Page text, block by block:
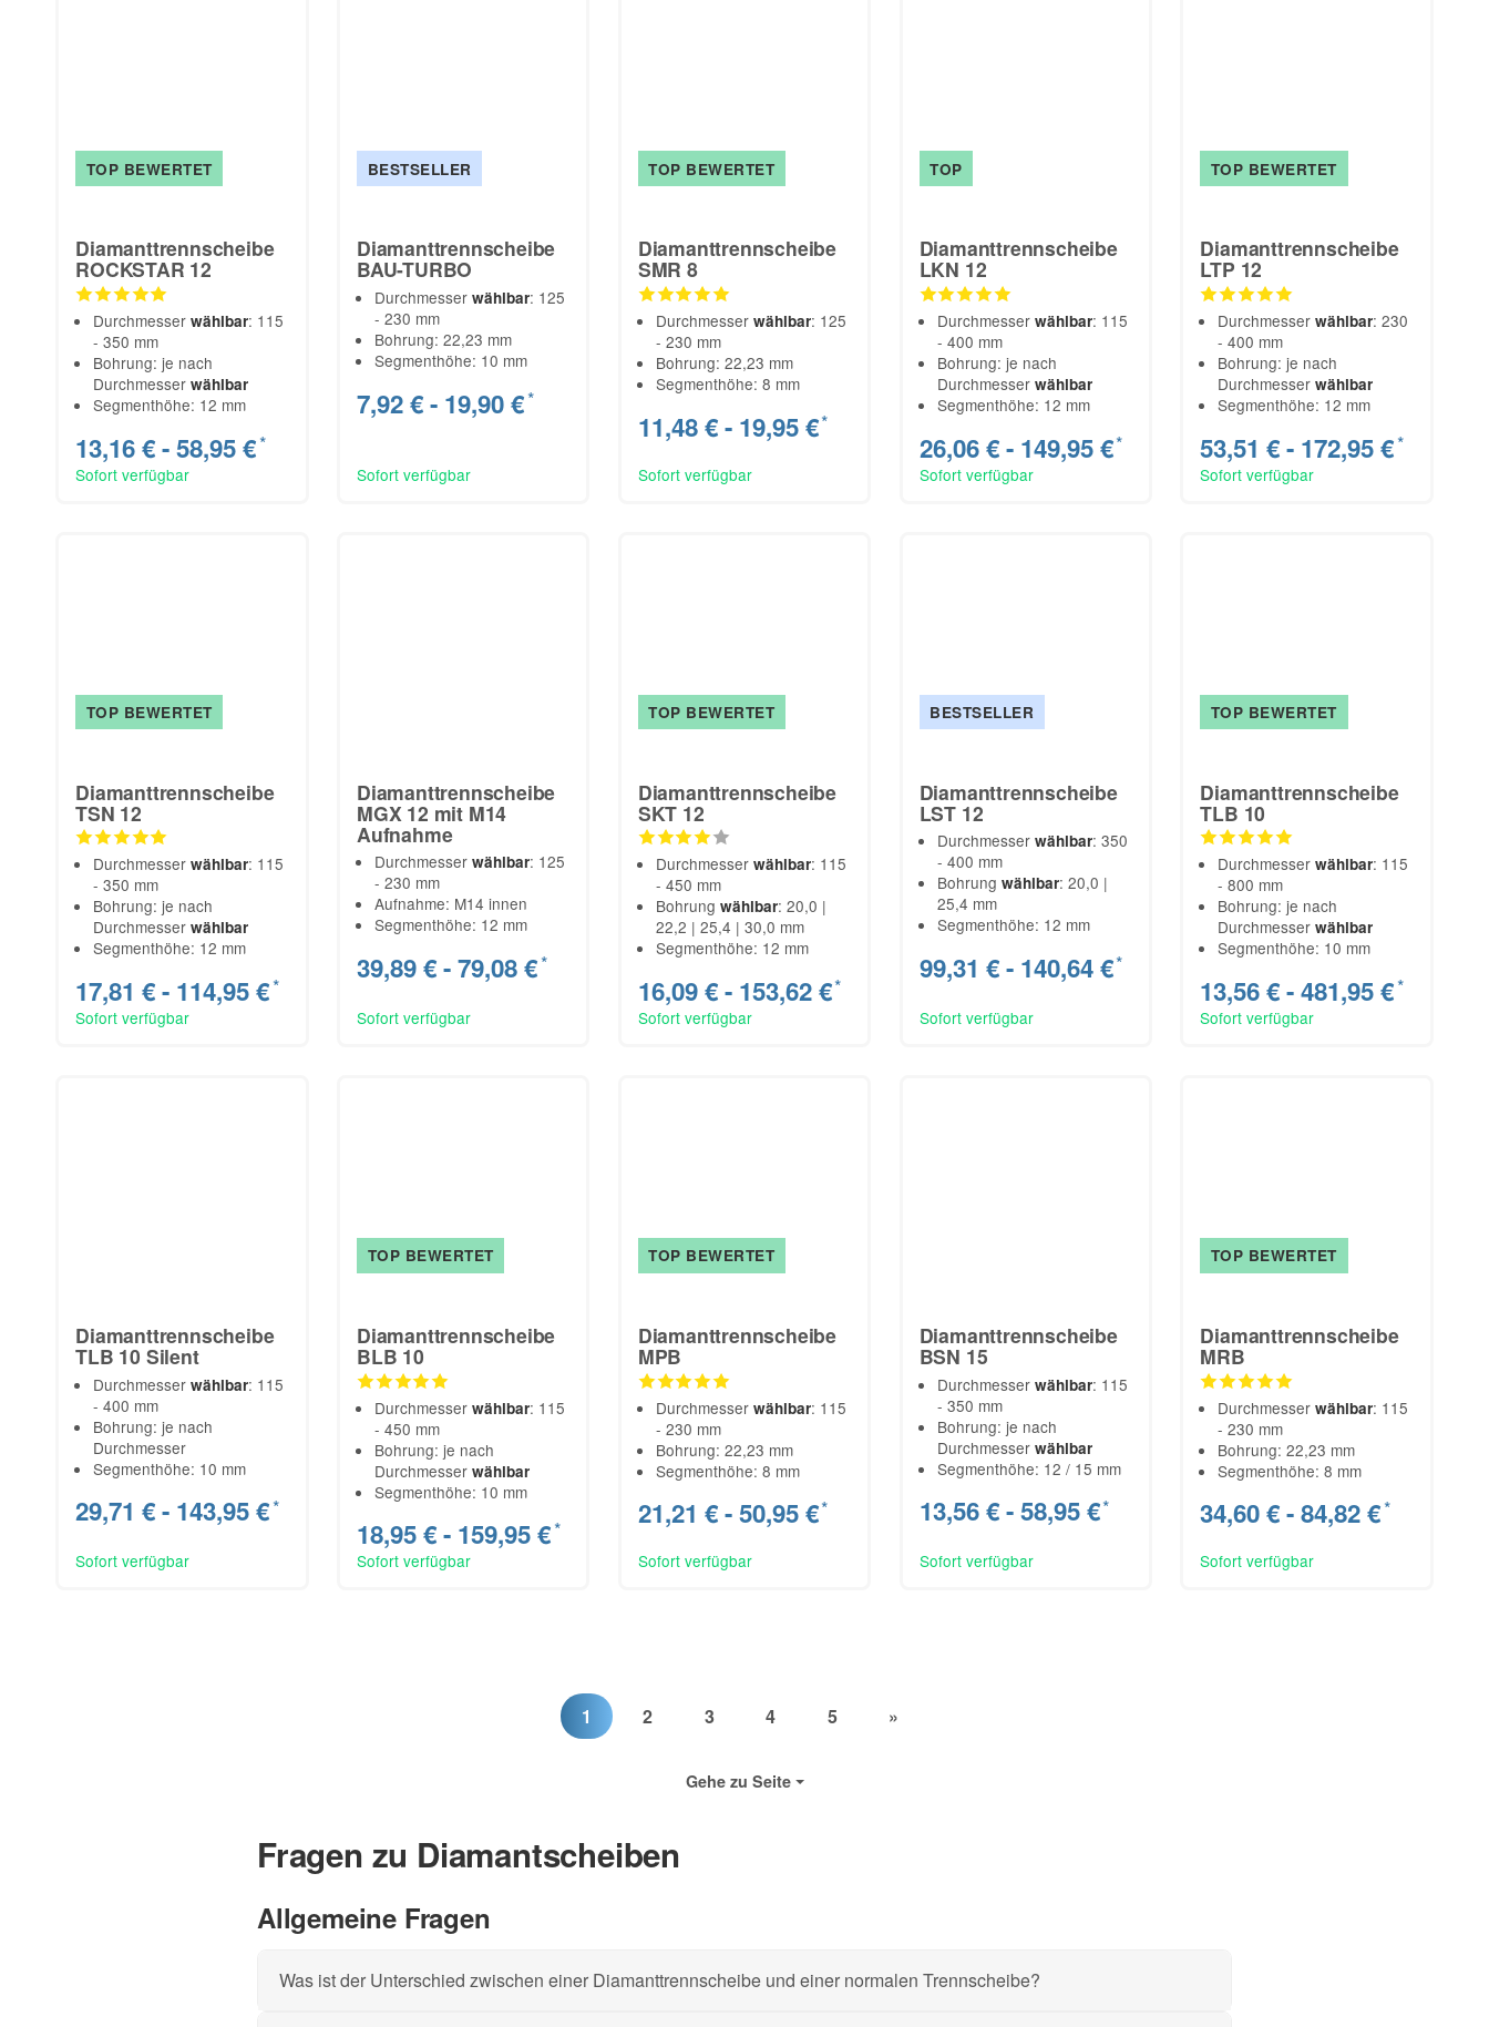
TOP BEWERTET
Diamanttrennscheibe
ROCKSTAR 12
Durchmesserwählbar: 115
- 350 mm
Bohrung: je nach
Durchmesserwählbar
Segmenthöhe: 12 mm
13,16 € -58,95 €*
Sofort verfügbar
BESTSELLER
Diamanttrennscheibe
BAU-TURBO
Durchmesserwählbar: 125
- 230 mm
Bohrung: 22,23 mm
Segmenthöhe: 10 mm
7,92 € - 19,90 €*
Sofort verfügbar
TOP BEWERTET
Diamanttrennscheibe
SMR 8
Durchmesser wählbar: 125
- 230 mm
Bohrung: 22,23 mm
Segmenthöhe: 8 mm
11,48 € - 19,95 €*
Sofort verfügbar
TOP
Diamanttrennscheibe
LKN 12
Durchmesser wählbar: 115
- 400 mm
Bohrung: je nach
Durchmesser wählbar
Segmenthöhe: 12 mm
26,06 € - 149,95 €*
Sofort verfügbar
TOP BEWERTET
Diamanttrennscheibe
LTP 12
Durchmesserwählbar: 230
- 400 mm
Bohrung: je nach
Durchmesserwählbar
Segmenthöhe: 12 mm
53,51 € - 172,95 €*
Sofort verfügbar
TOP BEWERTET
Diamanttrennscheibe
TSN 12
Durchmesserwählbar: 115
- 350 mm
Bohrung: je nach
Durchmesserwählbar
Segmenthöhe: 12 mm
17,81 € - 114,95 €*
Sofort verfügbar
Diamanttrennscheibe
MGX 12 mit M14
Aufnahme
Durchmesserwählbar: 125
- 230 mm
Aufnahme: M14 innen
Segmenthöhe: 12 mm
39,89 € -79,08 €*
Sofort verfügbar
TOP BEWERTET
Diamanttrennscheibe
SKT 12
Durchmesser wählbar: 115
- 450 mm
Bohrung wählbar: 20,0 |
22,2 | 25,4 | 30,0 mm
Segmenthöhe: 12 mm
16,09 € - 153,62 €*
Sofort verfügbar
BESTSELLER
Diamanttrennscheibe
LST 12
Durchmesser wählbar: 350
- 400 mm
Bohrung wählbar: 20,0 |
25,4 mm
Segmenthöhe: 12 mm
99,31 € - 140,64 €*
Sofort verfügbar
TOP BEWERTET
Diamanttrennscheibe
TLB 10
Durchmesserwählbar: 115
- 800 mm
Bohrung: je nach
Durchmesserwählbar
Segmenthöhe: 10 mm
13,56 € -481,95 €*
Sofort verfügbar
Diamanttrennscheibe
TLB 10 Silent
Durchmesserwählbar: 115
- 400 mm
Bohrung: je nach
Durchmesser
Segmenthöhe: 10 mm
29,71 € - 143,95 €*
Sofort verfügbar
TOP BEWERTET
Diamanttrennscheibe
BLB 10
Durchmesserwählbar: 115
- 450 mm
Bohrung: je nach
Durchmesserwählbar
Segmenthöhe: 10 mm
18,95 € - 159,95 €*
Sofort verfügbar
TOP BEWERTET
Diamanttrennscheibe
MPB
Durchmesser wählbar: 115
- 230 mm
Bohrung: 22,23 mm
Segmenthöhe: 8 mm
21,21 € -50,95 €*
Sofort verfügbar
Diamanttrennscheibe
BSN 15
Durchmesser wählbar: 115
- 350 mm
Bohrung: je nach
Durchmesser wählbar
Segmenthöhe: 12 / 15 mm
13,56 € -58,95 €*
Sofort verfügbar
TOP BEWERTET
Diamanttrennscheibe
MRB
Durchmesserwählbar: 115
- 230 mm
Bohrung: 22,23 mm
Segmenthöhe: 8 mm
34,60 € -84,82 €*
Sofort verfügbar
1 2 3 4 5 »
Gehe zu Seite
Fragen zu Diamantscheiben
Allgemeine Fragen
Was ist der Unterschied zwischen einer Diamanttrennscheibe und einer normalen Trennscheibe?